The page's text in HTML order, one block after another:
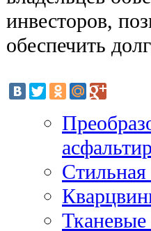
инвесторов,
обеспечить